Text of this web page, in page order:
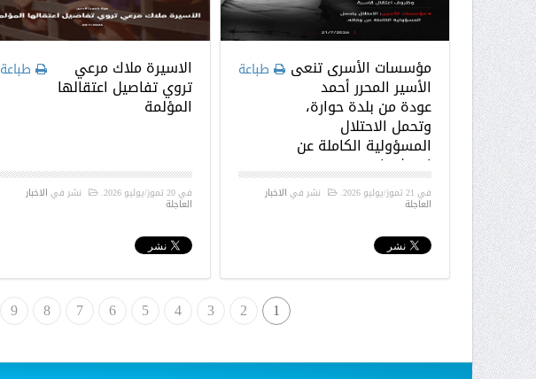
طباعة مؤسسات الأسرى تنعى
الأسير المحرر أحمد
عودة من بلدة حوارة،
وتحمل الاحتلال
المسؤولية الكاملة عن
استشهاده
في 21 تموز/يوليو 2026 . نشر في الاخبار
العاجلة
طباعة الاسيرة ملاك مرعي
تروي تفاصيل اعتقالها
المؤلمة
في20 تموز/يوليو 2026 . نشر في الاخبار
العاجلة
1
2
3
4
5
6
7
8
9